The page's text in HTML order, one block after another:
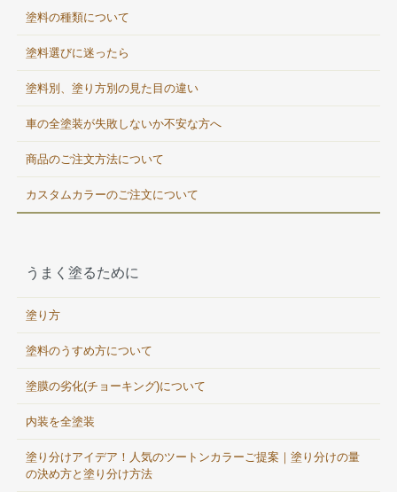
塗料の種類について
塗料選びに迷ったら
塗料別、塗り方別の見た目の違い
車の全塗装が失敗しないか不安な方へ
商品のご注文方法について
カスタムカラーのご注文について
うまく塗るために
塗り方
塗料のうすめ方について
塗膜の劣化(チョーキング)について
内装を全塗装
塗り分けアイデア！人気のツートンカラーご提案｜塗り分けの量
の決め方と塗り分け方法